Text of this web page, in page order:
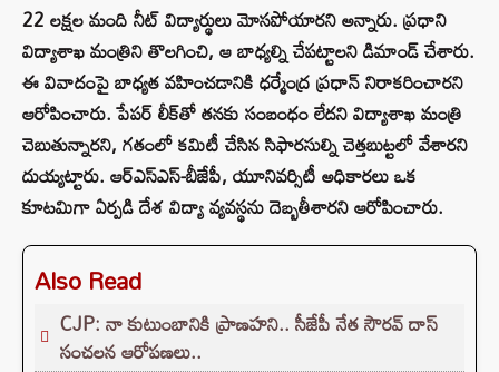
22 లక్షల మంది నీట్ విద్యార్థులు మోసపోయారని అన్నారు. ప్రధాని
విద్యాశాఖ మంత్రిని తొలగించి, ఆ బాధ్యల్ని చేపట్టాలని డిమాండ్ చేశారు.
ఈ వివాదంపై బాధ్యత వహించడానికి ధర్మేంద్ర ప్రధాన్ నిరాకరించారని
ఆరోపించారు. పేపర్ లీక్‌తో తనకు సంబంధం లేదని విద్యాశాఖ మంత్రి
చెబుతున్నారని, గతంలో కమిటీ చేసిన సిఫారసుల్ని చెత్తబుట్టలో వేశారని
దుయ్యట్టారు. ఆర్ఎస్ఎస్-బీజేపీ, యూనివర్సిటీ అధికారలు ఒక
కూటమిగా ఏర్పడి దేశ విద్యా వ్యవస్థను దెబ్బతీశారని ఆరోపించారు.
Also Read
CJP: నా కుటుంబానికి ప్రాణహని.. సీజేపీ నేత సౌరవ్ దాస్
సంచలన ఆరోపణలు..